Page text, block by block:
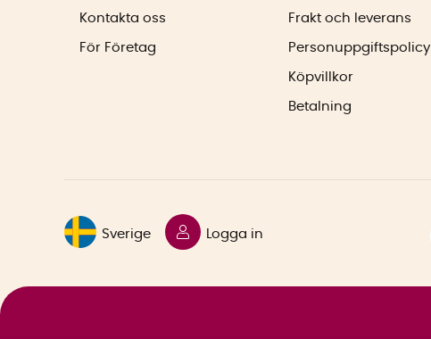
Kontakta oss
För Företag
Frakt och leverans
Personuppgiftspolicy
Köpvillkor
Betalning
Sverige Logga in